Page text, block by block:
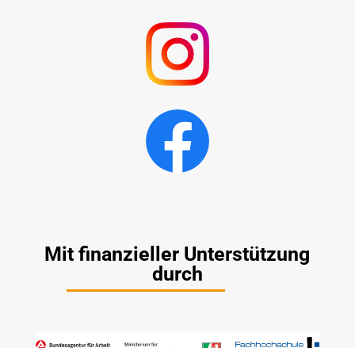
Mit finanzieller Unterstützung
durch